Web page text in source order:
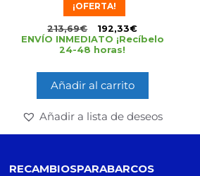
e
¡OFERTA!
213,69€ 192,33€
ENVÍO INMEDIATO ¡Recíbelo
24-48 horas!
Añadir al carrito
Añadir a lista de deseos
RECAMBIOSPARABARCOS